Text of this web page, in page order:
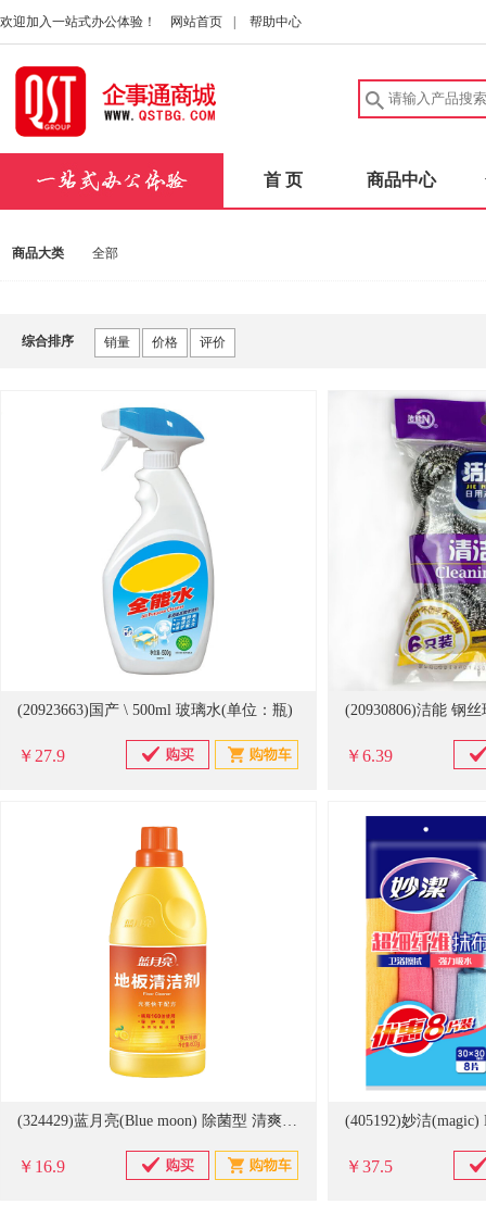
欢迎加入一站式办公体验！ 网站首页 帮助中心
首 页 商品中心
商品大类 全部
综合排序 销量 价格 评价
(20923663)国产 \ 500ml 玻璃水(单位：瓶)
￥27.9 ￥6.39
(324429)蓝月亮(Blue moon) 除菌型 清爽柠檬 600g 地板清洁剂(单位：瓶)
￥16.9 ￥37.5